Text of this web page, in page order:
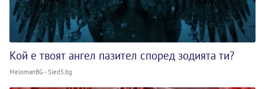
Кой е твоят ангел пазител според зодията ти?
MelomanBG - Sled5.bg